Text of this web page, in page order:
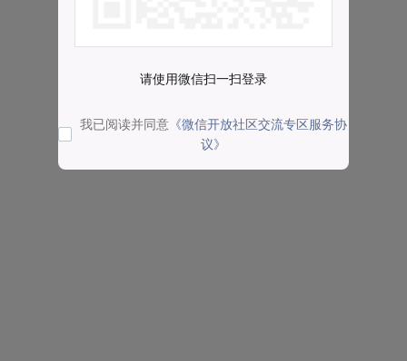
请使用微信扫一扫登录
我已阅读并同意 《微信开放社区交流专区服务协
议》